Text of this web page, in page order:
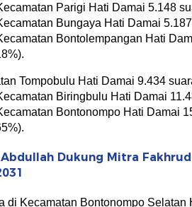
Parigi Hati Damai 5.148
Bungaya Hati Damai
Bontolempangan Hati
Tompobulu Hati Damai 9.434
Biringbulu Hati Damai
Bontonompo Hati Damai
Dukung Mitra
di Kecamatan Bontonompo Selatan